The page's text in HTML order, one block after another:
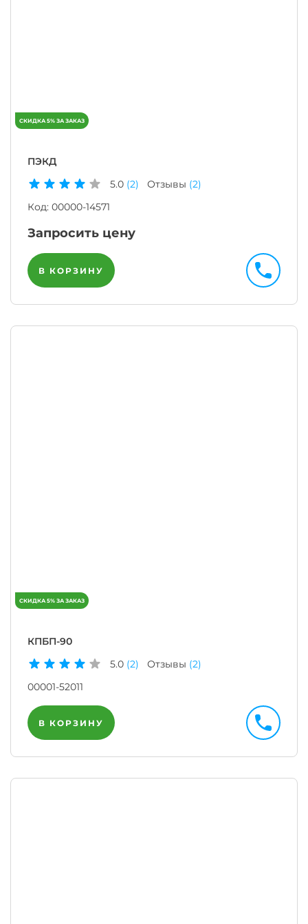
ПЭКД
5.0 (2) Отзывы (2)
Код: 00000-14571
Запросить цену
В КОРЗИНУ
КПБП-90
5.0 (2) Отзывы (2)
00001-52011
В КОРЗИНУ